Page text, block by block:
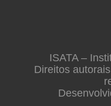
ISATA –
Direitos